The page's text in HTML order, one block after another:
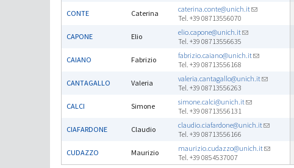
CONTE
Caterina
caterina.conte@unich.it
Tel. +39 08713556070
CAPONE
Elio
elio.capone@unich.it
Tel. +39 08713556635
CAIANO
Fabrizio
fabrizio.caiano@unich.it
Tel. +39 08713556168
CANTAGALLO
Valeria
valeria.cantagallo@unich.it
Tel. +39 08713556263
CALCI
Simone
simone.calci@unich.it
Tel. +39 08713556131
CIAFARDONE
Claudio
claudio.ciafardone@unich.it
Tel. +39 08713556166
CUDAZZO
Maurizio
maurizio.cudazzo@unich.it
Tel. +39 0854537007